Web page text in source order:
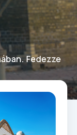
Fedezze